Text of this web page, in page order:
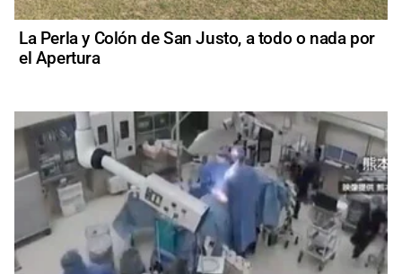
La Perla y Colón de San Justo, a todo o nada por
el Apertura